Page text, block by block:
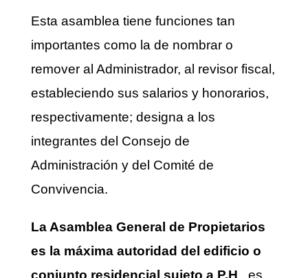
Esta asamblea tiene funciones tan
importantes como la de nombrar o
remover al Administrador, al revisor fiscal,
estableciendo sus salarios y honorarios,
respectivamente; designa a los
integrantes del Consejo de
Administración y del Comité de
Convivencia.
La Asamblea General de Propietarios
es la máxima autoridad del edificio o
conjunto residencial sujeto a P.H ., es